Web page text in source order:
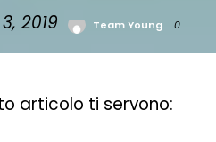
2019 Team Young 0
articolo ti servono: